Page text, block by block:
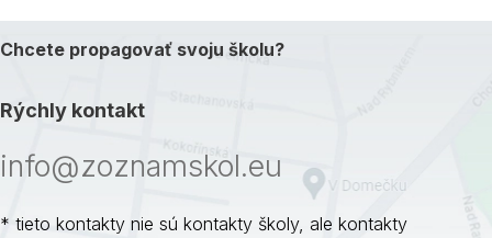
Chcete propagovať svoju školu?
Rýchly kontakt
info@zoznamskol.eu
* tieto kontakty nie sú kontakty školy, ale kontakty